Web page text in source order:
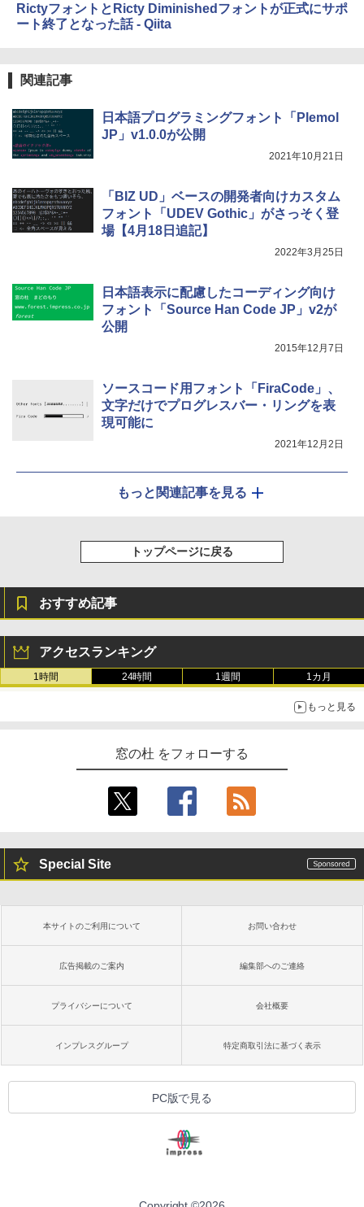
RictyフォントとRicty Diminishedフォントが正式にサポ
ート終了となった話 - Qiita
関連記事
日本語プログラミングフォント「Plemol
JP」v1.0.0が公開
2021年10月21日
「BIZ UD」ベースの開発者向けカスタム
フォント「UDEV Gothic」がさっそく登
場【4月18日追記】
2022年3月25日
日本語表示に配慮したコーディング向け
フォント「Source Han Code JP」v2が
公開
2015年12月7日
ソースコード用フォント「FiraCode」、
文字だけでプログレスバー・リングを表
現可能に
2021年12月2日
もっと関連記事を見る
トップページに戻る
おすすめ記事
アクセスランキング
1時間 24時間 1週間 1カ月
もっと見る
窓の杜 をフォローする
Special Site
本サイトのご利用について お問い合わせ
広告掲載のご案内 編集部へのご連絡
プライバシーについて 会社概要
インプレスグループ 特定商取引法に基づく表示
PC版で見る